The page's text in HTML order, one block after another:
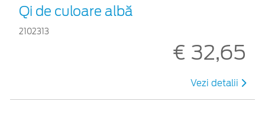
Qi de culoare albă
2102313
€ 32,65
Vezi detalii